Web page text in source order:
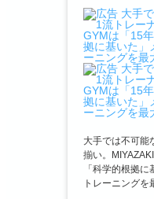
大手では不可能
揃い。
「科学的根拠
トレーニングを